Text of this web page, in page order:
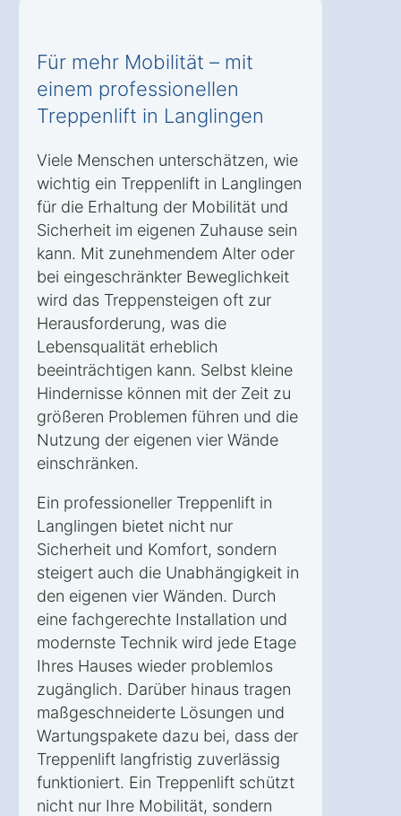
Für mehr Mobilität – mit
einem professionellen
Treppenlift in Langlingen
Viele Menschen unterschätzen, wie
wichtig ein Treppenlift in Langlingen
für die Erhaltung der Mobilität und
Sicherheit im eigenen Zuhause sein
kann. Mit zunehmendem Alter oder
bei eingeschränkter Beweglichkeit
wird das Treppensteigen oft zur
Herausforderung, was die
Lebensqualität erheblich
beeinträchtigen kann. Selbst kleine
Hindernisse können mit der Zeit zu
größeren Problemen führen und die
Nutzung der eigenen vier Wände
einschränken.
Ein professioneller Treppenlift in
Langlingen bietet nicht nur
Sicherheit und Komfort, sondern
steigert auch die Unabhängigkeit in
den eigenen vier Wänden. Durch
eine fachgerechte Installation und
modernste Technik wird jede Etage
Ihres Hauses wieder problemlos
zugänglich. Darüber hinaus tragen
maßgeschneiderte Lösungen und
Wartungspakete dazu bei, dass der
Treppenlift langfristig zuverlässig
funktioniert. Ein Treppenlift schützt
nicht nur Ihre Mobilität, sondern